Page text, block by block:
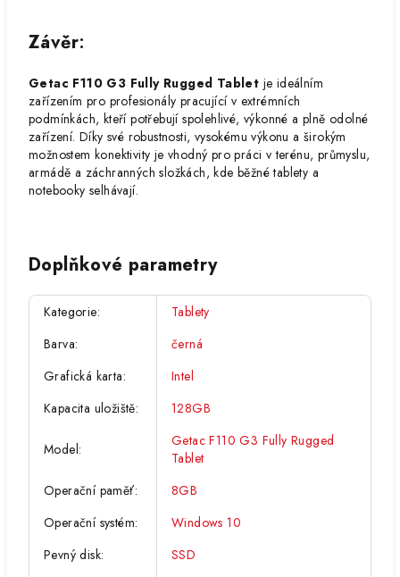
Závěr:
Getac F110 G3 Fully Rugged Tablet je ideálním
zařízením pro profesionály pracující v extrémních
podmínkách, kteří potřebují spolehlivé, výkonné a plně odolné
zařízení. Díky své robustnosti, vysokému výkonu a širokým
možnostem konektivity je vhodný pro práci v terénu, průmyslu,
armádě a záchranných složkách, kde běžné tablety a
notebooky selhávají.
Doplňkové parametry
Kategorie:
Tablety
Barva:
černá
Grafická karta:
Intel
Kapacita uložiště: 128GB
Model:
Getac F110 G3 Fully Rugged
Tablet
Operační paměť:
8GB
Operační systém:
Windows 10
Pevný disk:
SSD